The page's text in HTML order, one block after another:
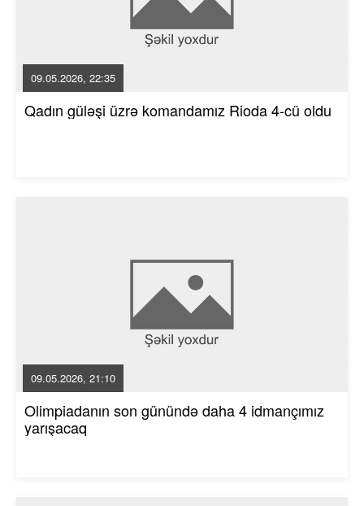
09.05.2026, 22:35
Qadın güləşi üzrə komandamız Rioda 4-cü oldu
09.05.2026, 21:10
Olimpiadanın son günündə daha 4 idmançımız
yarışacaq